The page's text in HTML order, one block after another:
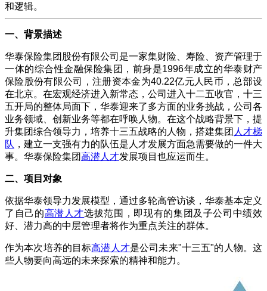
和逻辑。
一、背景描述
华泰保险集团股份有限公司是一家集财险、寿险、资产管理于
一体的综合性金融保险集团，前身是1996年成立的华泰财产
保险股份有限公司，注册资本金为40.22亿元人民币，总部设
在北京。在宏观经济进入新常态，公司进入十二五收官，十三
五开局的整体局面下，华泰迎来了多方面的业务挑战，公司各
业务领域、创新业务等都在呼唤人物。在这个战略背景下，提
升集团综合领导力，培养十三五战略的人物，搭建集团 人才梯
队 ，建立一支强有力的队伍是人才发展方面急需要做的一件大
事。华泰保险集团高潜人才发展项目也应运而生。
二、项目对象
依据华泰领导力发展模型，通过多轮高管访谈，华泰基本定义
了自己的高潜人才选拔范围，即现有的集团及子公司中绩效
好、潜力高的中层管理者将作为重点关注的群体。
作为本次培养的目标高潜人才是公司未来"十三五"的人物。这
些人物要向高远的未来探索的精神和能力。